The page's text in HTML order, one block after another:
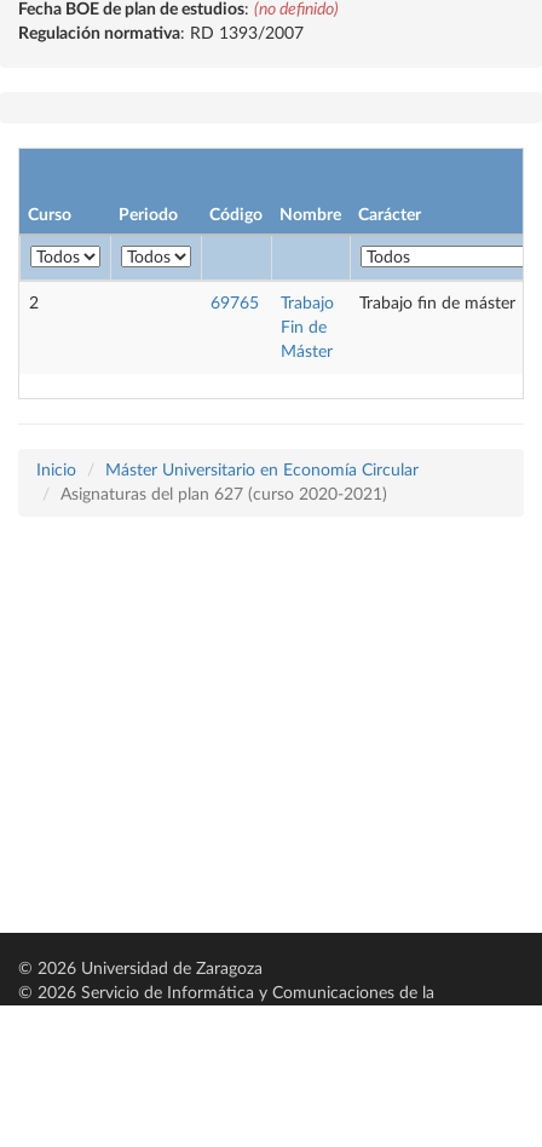
Fecha BOE de plan de estudios: (no definido)
Regulación normativa: RD 1393/2007
Curso Periodo Código Nombre Carácter
2 69765
Trabajo
Fin de
Máster
Trabajo fin de máster
Inicio
Máster Universitario en Economía Circular
Asignaturas del plan 627 (curso 2020-2021)
© 2026 Universidad de Zaragoza
© 2026 Servicio de Informática y Comunicaciones de la